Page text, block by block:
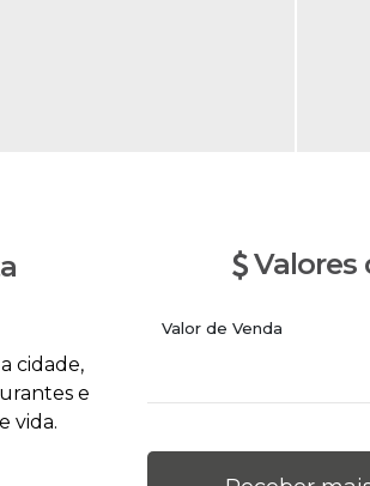
cidade,
e
vida.
Valores
Valor de Venda